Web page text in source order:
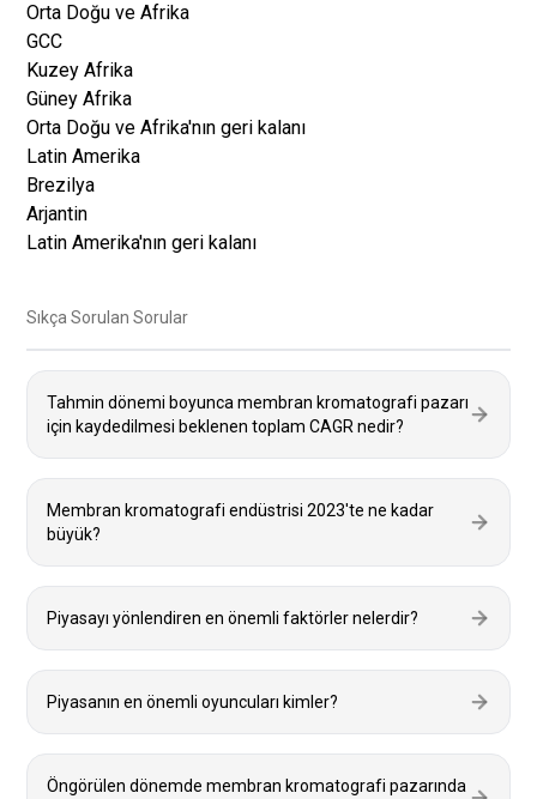
Orta Doğu ve Afrika
GCC
Kuzey Afrika
Güney Afrika
Orta Doğu ve Afrika'nın geri kalanı
Latin Amerika
Brezilya
Arjantin
Latin Amerika'nın geri kalanı
Sıkça Sorulan Sorular
Tahmin dönemi boyunca membran kromatografi pazarı
için kaydedilmesi beklenen toplam CAGR nedir?
Membran kromatografi endüstrisi 2023'te ne kadar
büyük?
Piyasayı yönlendiren en önemli faktörler nelerdir?
Piyasanın en önemli oyuncuları kimler?
Öngörülen dönemde membran kromatografi pazarında